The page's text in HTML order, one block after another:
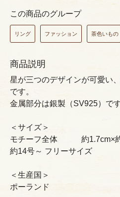
この商品のグループ
リング ファッション 茶色いもの
商品説明
星が三つのデザインが可愛い
です。
金属部分は銀製（SV925）です
＜サイズ＞
モチーフ全体 約1.7cm×
約14号～ フリーサイズ
＜生産国＞
ポーランド